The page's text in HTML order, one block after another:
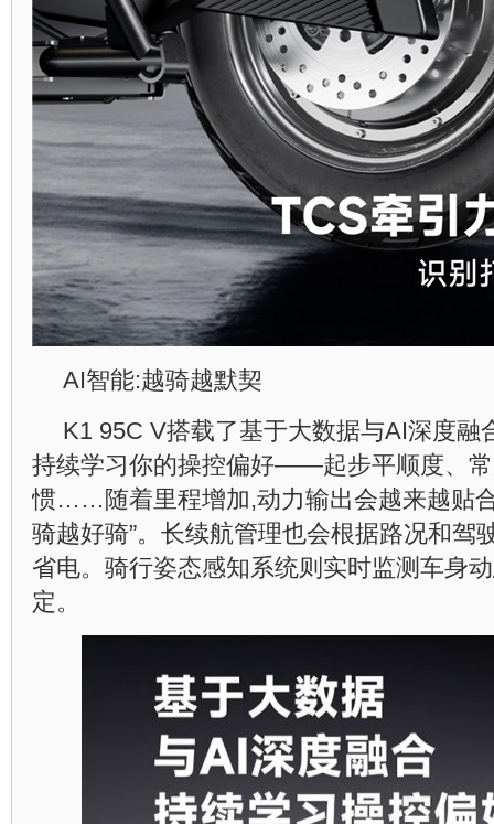
AI智能:越骑越默契
K1 95C V搭载了基于大数据与AI深度融
持续学习你的操控偏好——起步平顺度、
惯……随着里程增加,动力输出会越来越贴
骑越好骑”。长续航管理也会根据路况和驾
省电。骑行姿态感知系统则实时监测车身
定。